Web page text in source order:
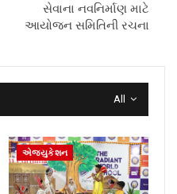
સેવાના નવનિર્માણ માટે
આયોજન સમિતિની રચના
All
એજ્યુકેશન